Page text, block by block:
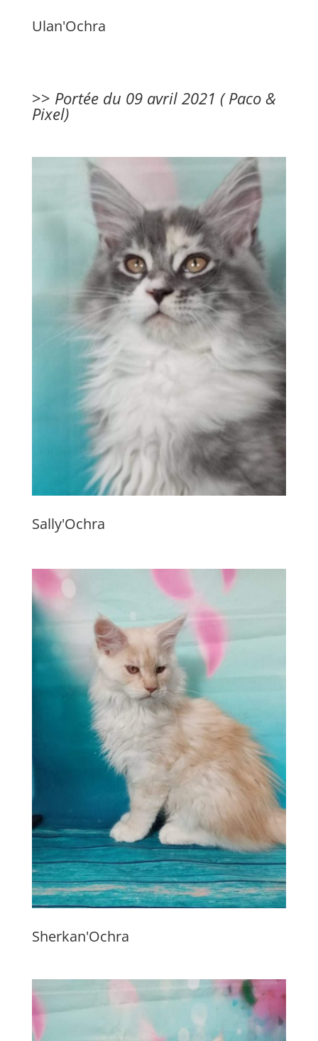
Ulan'Ochra
>> Portée du 09 avril 2021 (Paco&
Pixel)
Sally'Ochra
Sherkan'Ochra